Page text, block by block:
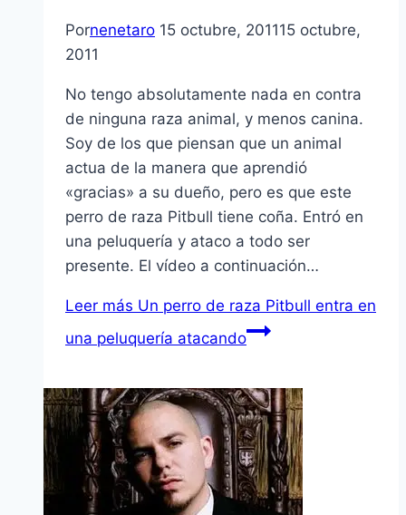
Pornenetaro 15 octubre, 201115 octubre,
2011
No tengo absolutamente nada en contra
de ninguna raza animal, y menos canina.
Soy de los que piensan que un animal
actua de la manera que aprendió
«gracias» a su dueño, pero es que este
perro de raza Pitbull tiene coña. Entró en
una peluquerí­a y ataco a todo ser
presente. El ví­deo a continuación…
Leer más Un perro de raza Pitbull entra en
una peluquerí­a atacando